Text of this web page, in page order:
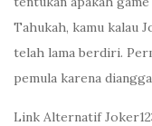
Tahukah, kamu kalau
telah lama berdiri.
pemula karena
Link Alternatif